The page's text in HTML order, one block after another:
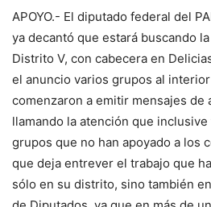
APOYO.- El diputado federal del
ya decantó que estará buscando
Distrito V, con cabecera en
el anuncio varios grupos al
comenzaron a emitir mensajes de
llamando la atención que
grupos que no han apoyado a los
que deja entrever el trabajo que
sólo en su distrito, sino también